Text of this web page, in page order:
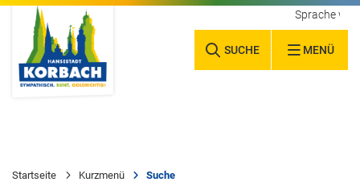
SUCHE MENÜ
Sprache
Startseite Kurzmenü Suche